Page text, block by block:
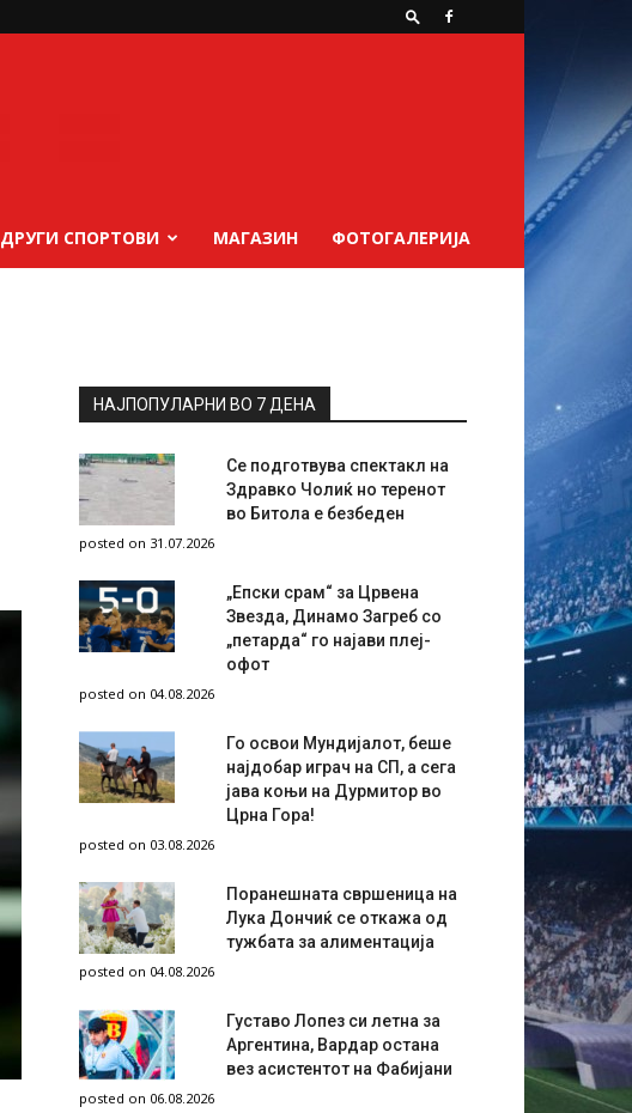
ДРУГИ СПОРТОВИ МАГАЗИН ФОТОГАЛЕРИЈА
НАЈПОПУЛАРНИ ВО 7 ДЕНА
Се подготвува спектакл на
Здравко Чолиќ но теренот
во Битола е безбеден
posted on 31.07.2026
„Епски срам“ за Црвена
Звезда, Динамо Загреб со
„петарда“ го најави плеј-
офот
posted on 04.08.2026
Го освои Мундијалот, беше
најдобар играч на СП, а сега
јава коњи на Дурмитор во
Црна Гора!
posted on 03.08.2026
Поранешната свршеница на
Лука Дончиќ се откажа од
тужбата за алиментација
posted on 04.08.2026
Густаво Лопез си летна за
Аргентина, Вардар остана
вез асистентот на Фабијани
posted on 06.08.2026